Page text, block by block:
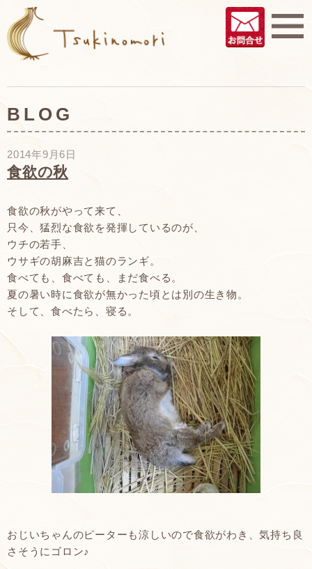
BLOG
2014年9月6日
食欲の秋
食欲の秋がやって来て、
只今、猛烈な食欲を発揮しているのが、
ウチの若手、
ウサギの胡麻吉と猫のランギ。
食べても、食べても、まだ食べる。
夏の暑い時に食欲が無かった頃とは別の生き物。
そして、食べたら、寝る。
おじいちゃんのピーターも涼しいので食欲がわき、気持ち良
さそうにゴロン♪